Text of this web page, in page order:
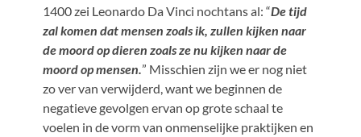
1400 zei Leonardo Da Vinci nochtans al: “De tijd
zal komen dat mensen zoals ik, zullen kijken naar
de moord op dieren zoals ze nu kijken naar de
moord op mensen.” Misschien zijn we er nog niet
zo ver van verwijderd, want we beginnen de
negatieve gevolgen ervan op grote schaal te
voelen in de vorm van onmenselijke praktijken en